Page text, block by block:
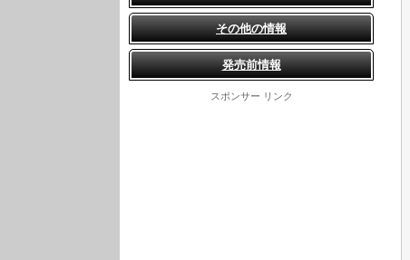
その他の情報
発売前情報
スポンサー リンク